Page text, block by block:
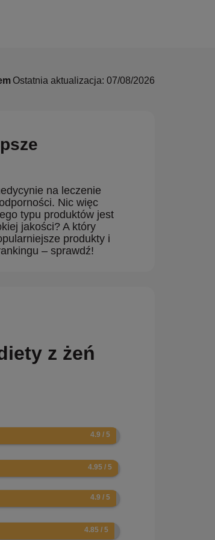
Ostatnia aktualizacja: 07/08/2026
na leczenie
Nic więc
typu produktów jest
jakości? A który
produkty i
– sprawdź!
z żeń